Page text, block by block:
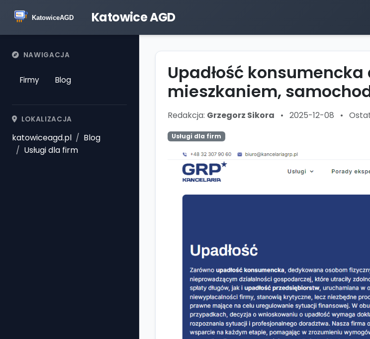
Katowice AGD
NAWIGACJA
Firmy Blog
LOKALIZACJA
katowiceagd.pl
Blog
Usługi dla firm
Upadłość
mieszkaniem,
Redakcja: Grzegorz Sikora • 2025-12-08 •
Usługi dla firm